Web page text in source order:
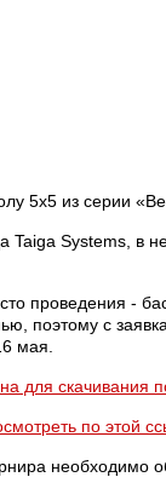
5х5 из серии
Taiga Systems, в
проведения -
поэтому с
мая.
для скачивания
по этой
необходимо